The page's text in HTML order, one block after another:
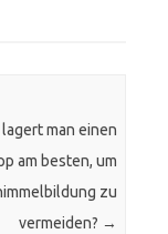
man einen
am besten, um
zu
vermeiden? →